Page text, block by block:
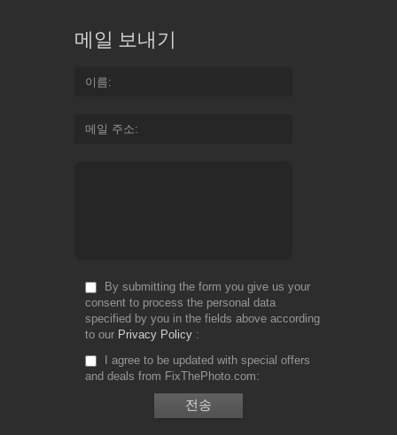
메일 보내기
이름
메일 주소
By submitting the form you give us your
consent to process the personal data
specified by you in the fields above according
to our Privacy Policy
I agree to be updated with special offers
and deals from FixThePhoto.com